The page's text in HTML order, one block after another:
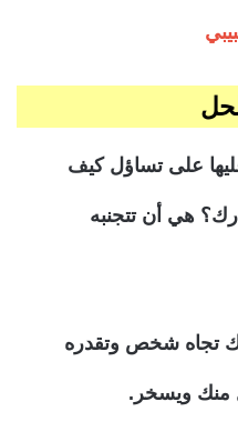
على تساؤل كيف
هي أن تتجنبه
تجاه شخص وتقدره
منك ويسخر.